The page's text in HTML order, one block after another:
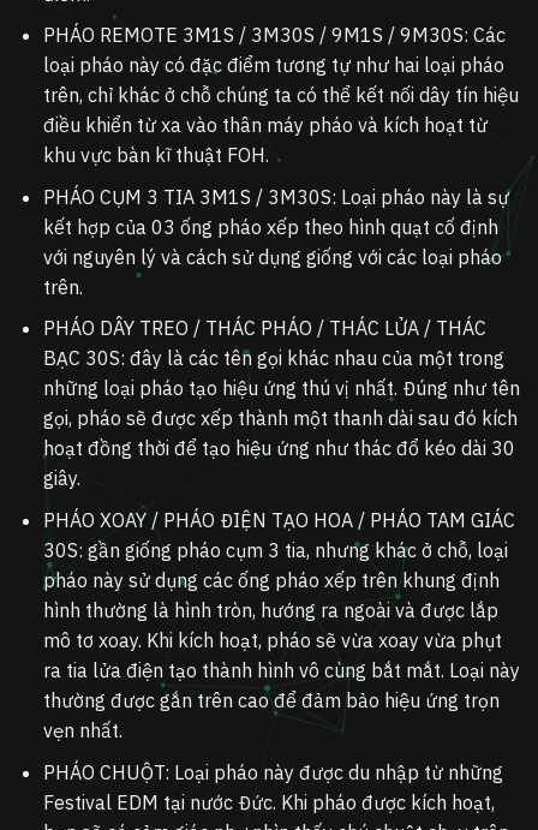
PHÁO REMOTE 3M1S / 3M30S / 9M1S / 9M30S: Các
loại pháo này có đặc điểm tương tự như hai loại pháo
trên, chỉ khác ở chỗ chúng ta có thể kết nối dây tín hiệu
điều khiển từ xa vào thân máy pháo và kích hoạt từ
khu vực bàn kĩ thuật FOH.
PHÁO CỤM 3 TIA 3M1S / 3M30S: Loại pháo này là sự
kết hợp của 03 ống pháo xếp theo hình quạt cố định
với nguyên lý và cách sử dụng giống với các loại pháo
trên.
PHÁO DÂY TREO / THÁC PHÁO / THÁC LỬA / THÁC
BẠC 30S: đây là các tên gọi khác nhau của một trong
những loại pháo tạo hiệu ứng thú vị nhất. Đúng như tên
gọi, pháo sẽ được xếp thành một thanh dài sau đó kích
hoạt đồng thời để tạo hiệu ứng như thác đổ kéo dài 30
giây.
PHÁO XOAY / PHÁO ĐIỆN TẠO HOA / PHÁO TAM GIÁC
30S: gần giống pháo cụm 3 tia, nhưng khác ở chỗ, loại
pháo này sử dụng các ống pháo xếp trên khung định
hình thường là hình tròn, hướng ra ngoài và được lắp
mô tơ xoay. Khi kích hoạt, pháo sẽ vừa xoay vừa phụt
ra tia lửa điện tạo thành hình vô cùng bắt mắt. Loại này
thường được gắn trên cao để đảm bảo hiệu ứng trọn
vẹn nhất.
PHÁO CHUỘT: Loại pháo này được du nhập từ những
Festival EDM tại nước Đức. Khi pháo được kích hoạt,